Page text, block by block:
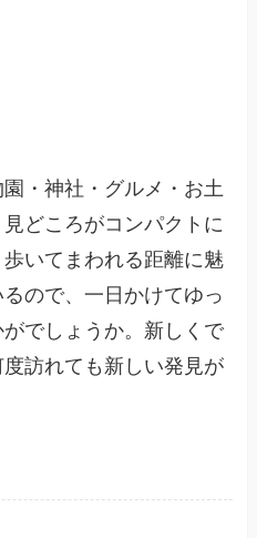
・神社・グルメ・お土
どころがコンパクトに
いてまわれる距離に魅
ので、一日かけてゆっ
でしょうか。新しくで
訪れても新しい発見が